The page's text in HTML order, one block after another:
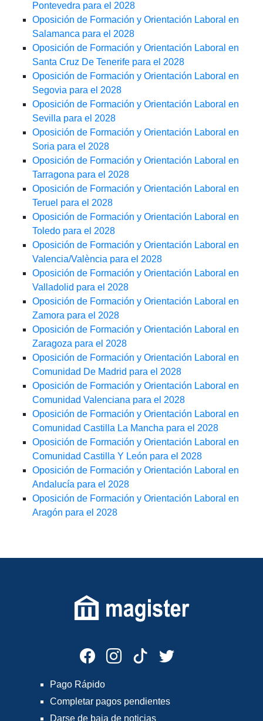
Pontevedra para el 2028
Oposición de Formación y Orientación Laboral en
Salamanca para el 2028
Oposición de Formación y Orientación Laboral en
Santa Cruz De Tenerife para el 2028
Oposición de Formación y Orientación Laboral en
Segovia para el 2028
Oposición de Formación y Orientación Laboral en
Sevilla para el 2028
Oposición de Formación y Orientación Laboral en
Soria para el 2028
Oposición de Formación y Orientación Laboral en
Tarragona para el 2028
Oposición de Formación y Orientación Laboral en
Teruel para el 2028
Oposición de Formación y Orientación Laboral en
Toledo para el 2028
Oposición de Formación y Orientación Laboral en
Valencia/València para el 2028
Oposición de Formación y Orientación Laboral en
Valladolid para el 2028
Oposición de Formación y Orientación Laboral en
Zamora para el 2028
Oposición de Formación y Orientación Laboral en
Zaragoza para el 2028
Oposición de Formación y Orientación Laboral en
Comunidad De Madrid para el 2028
Oposición de Formación y Orientación Laboral en
Comunidad Valenciana para el 2028
Oposición de Formación y Orientación Laboral en
Comunidad Castilla La Mancha para el 2028
Oposición de Formación y Orientación Laboral en
Comunidad Castilla Y León para el 2028
Oposición de Formación y Orientación Laboral en
Andalucía para el 2028
Oposición de Formación y Orientación Laboral en
Aragón para el 2028
Pago Rápido
Completar pagos pendientes
Darse de baja de noticias